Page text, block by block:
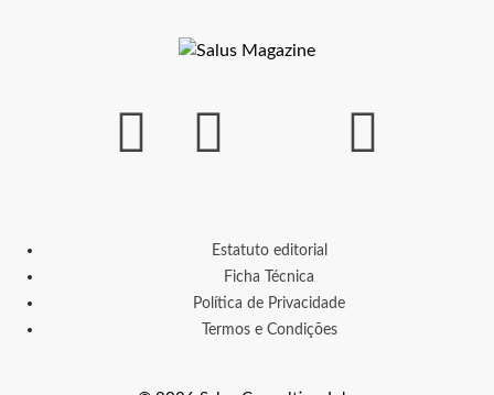
Estatuto editorial
Ficha Técnica
Política de Privacidade
Termos e Condições